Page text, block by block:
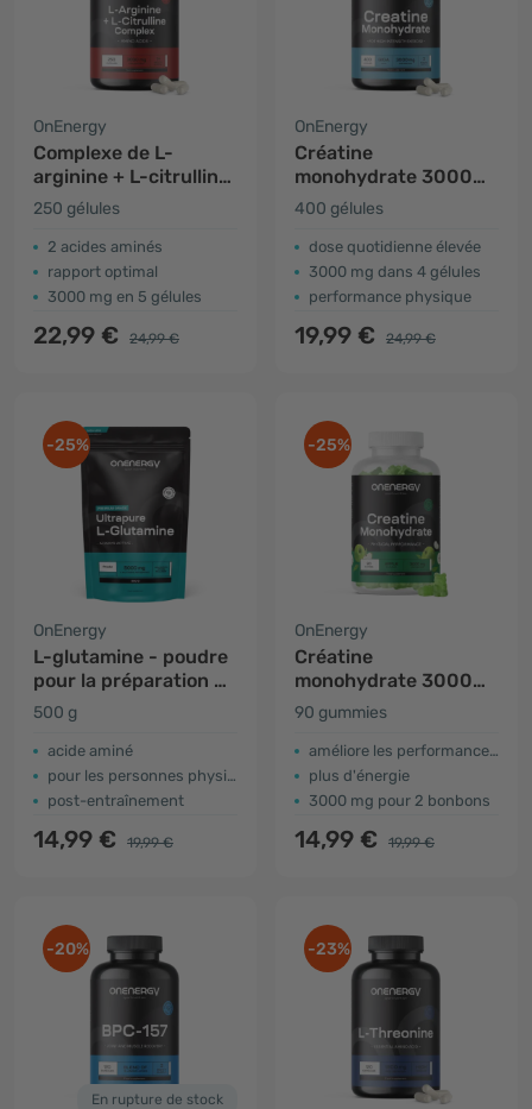
OnEnergy
Complexe de L-
arginine + L-citrulline
3000 mg
250 gélules
2 acides aminés
rapport optimal
3000 mg en 5 gélules
22,99 € 24,99 €
OnEnergy
Créatine
monohydrate 3000
mg GIGA CAPS
400 gélules
dose quotidienne élevée
3000 mg dans 4 gélules
performance physique
19,99 € 24,99 €
-25%
OnEnergy
L-glutamine - poudre
pour la préparation de
boissons
500 g
acide aminé
pour les personnes physiquement actives
post-entraînement
14,99 € 19,99 €
-25%
OnEnergy
Créatine
monohydrate 3000
mg – pomme
90 gummies
améliore les performances physiques
plus d'énergie
3000 mg pour 2 bonbons
14,99 € 19,99 €
-20%
En rupture de stock
-23%